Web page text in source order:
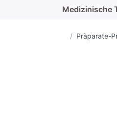
Medizinische
Startseite
Präparate-